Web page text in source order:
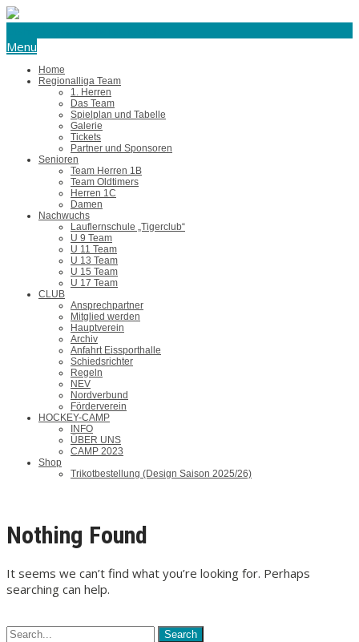
Menu
Home
Regionalliga Team
1. Herren
Das Team
Spielplan und Tabelle
Galerie
Tickets
Partner und Sponsoren
Senioren
Team Herren 1B
Team Oldtimers
Herren 1C
Damen
Nachwuchs
Lauflernschule „Tigerclub“
U 9 Team
U 11 Team
U 13 Team
U 15 Team
U 17 Team
CLUB
Ansprechpartner
Mitglied werden
Hauptverein
Archiv
Anfahrt Eissporthalle
Schiedsrichter
Regeln
NEV
Nordverbund
Förderverein
HOCKEY-CAMP
INFO
ÜBER UNS
CAMP 2023
Shop
Trikotbestellung (Design Saison 2025/26)
Nothing Found
It seems we can’t find what you’re looking for. Perhaps
searching can help.